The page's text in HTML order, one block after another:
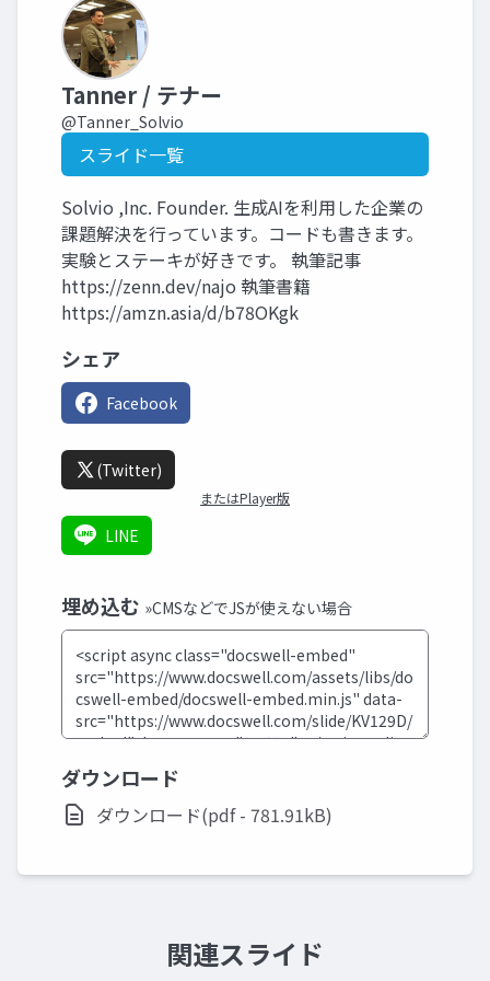
Tanner / テナー
@Tanner_Solvio
スライド一覧
Solvio ,Inc. Founder. 生成AIを利用した企業の
課題解決を行っています。コードも書きます。
実験とステーキが好きです。 執筆記事
https://zenn.dev/najo 執筆書籍
https://amzn.asia/d/b78OKgk
シェア
Facebook
(Twitter)
またはPlayer版
LINE
埋め込む »CMSなどでJSが使えない場合
ダウンロード
ダウンロード(pdf - 781.91kB)
関連スライド